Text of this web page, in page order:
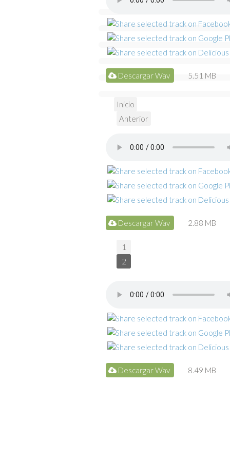
Descargar Wav 5.51 MB
Descargar Wav 2.88 MB
Descargar Wav 8.49 MB
Inicio
Anterior
1
2